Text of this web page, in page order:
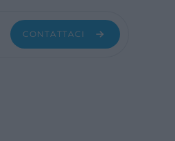
CONTATTACI